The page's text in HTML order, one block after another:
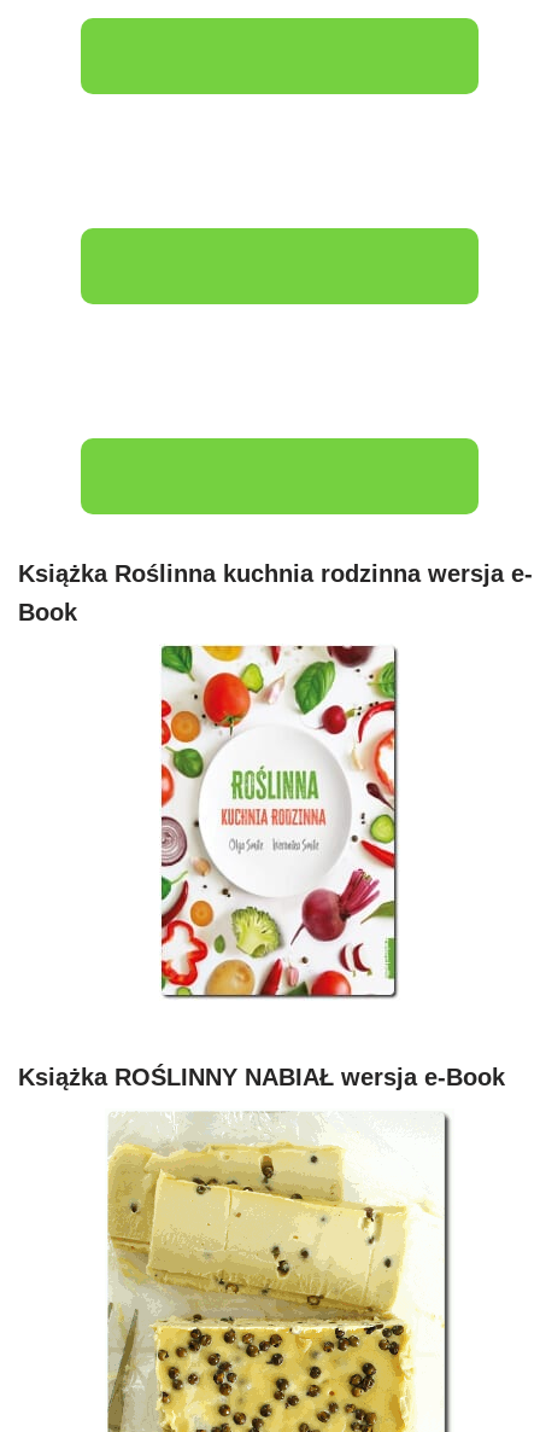
Książka Roślinna kuchnia rodzinna wersja e-
Book
Książka ROŚLINNY NABIAŁ wersja e-Book